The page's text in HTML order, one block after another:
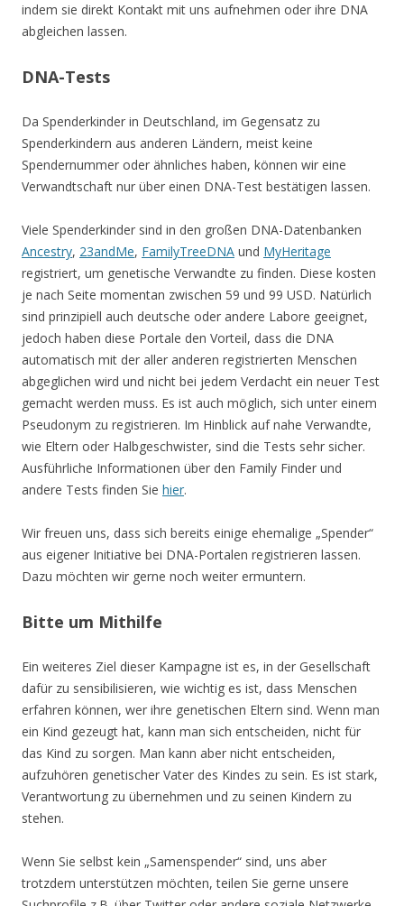
indem sie direkt Kontakt mit uns aufnehmen oder ihre DNA
abgleichen lassen.
DNA-Tests
Da Spenderkinder in Deutschland, im Gegensatz zu
Spenderkindern aus anderen Ländern, meist keine
Spendernummer oder ähnliches haben, können wir eine
Verwandtschaft nur über einen DNA-Test bestätigen lassen.
Viele Spenderkinder sind in den großen DNA-Datenbanken
Ancestry, 23andMe, FamilyTreeDNA und MyHeritage
registriert, um genetische Verwandte zu finden. Diese kosten
je nach Seite momentan zwischen 59 und 99 USD. Natürlich
sind prinzipiell auch deutsche oder andere Labore geeignet,
jedoch haben diese Portale den Vorteil, dass die DNA
automatisch mit der aller anderen registrierten Menschen
abgeglichen wird und nicht bei jedem Verdacht ein neuer Test
gemacht werden muss. Es ist auch möglich, sich unter einem
Pseudonym zu registrieren. Im Hinblick auf nahe Verwandte,
wie Eltern oder Halbgeschwister, sind die Tests sehr sicher.
Ausführliche Informationen über den Family Finder und
andere Tests finden Sie hier.
Wir freuen uns, dass sich bereits einige ehemalige „Spender“
aus eigener Initiative bei DNA-Portalen registrieren lassen.
Dazu möchten wir gerne noch weiter ermuntern.
Bitte um Mithilfe
Ein weiteres Ziel dieser Kampagne ist es, in der Gesellschaft
dafür zu sensibilisieren, wie wichtig es ist, dass Menschen
erfahren können, wer ihre genetischen Eltern sind. Wenn man
ein Kind gezeugt hat, kann man sich entscheiden, nicht für
das Kind zu sorgen. Man kann aber nicht entscheiden,
aufzuhören genetischer Vater des Kindes zu sein. Es ist stark,
Verantwortung zu übernehmen und zu seinen Kindern zu
stehen.
Wenn Sie selbst kein „Samenspender“ sind, uns aber
trotzdem unterstützen möchten, teilen Sie gerne unsere